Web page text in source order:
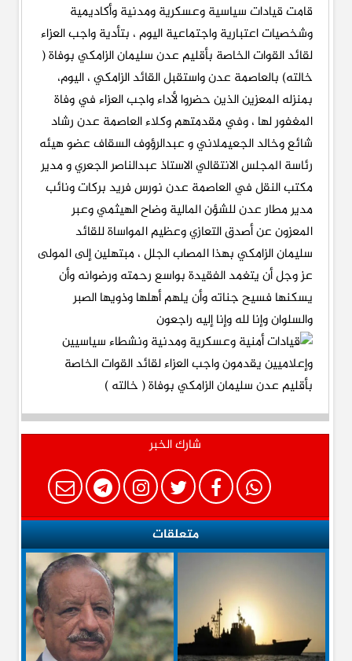
قامت قيادات سياسية وعسكرية ومدنية وأكاديمية
وشخصيات اعتبارية واجتماعية اليوم ، بتأدية واجب العزاء
لقائد القوات الخاصة بأقليم عدن سليمان الزامكي بوفاة (
خالته) بالعاصمة عدن واستقبل القائد الزامكي ، اليوم،
بمنزله المعزين الذين حضروا لأداء واجب العزاء في وفاة
المغفور لها ، وفي مقدمتهم وكلاء العاصمة عدن رشاد
شائع وخالد الجعيملاني و عبدالرؤوف السقاف عضو هيئه
رئاسة المجلس الانتقالي الاستاذ عبدالناصر الجعري و مدير
مكتب النقل في العاصمة عدن نورس فريد بركات ونائب
مدير مطار عدن للشؤن المالية وضاح الهيثمي وعبر
المعزون عن أصدق التعازي وعظيم المواساة للقائد
سليمان الزامكي بهذا المصاب الجلل ، مبتهلين إلى المولى
عز وجل أن يتغمد الفقيدة بواسع رحمته ورضوانه وأن
يسكنها فسيح جناته وأن يلهم أهلها وذويها الصبر
والسلوان وإنا لله وإنا إليه راجعون
شارك الخبر
متعلقات